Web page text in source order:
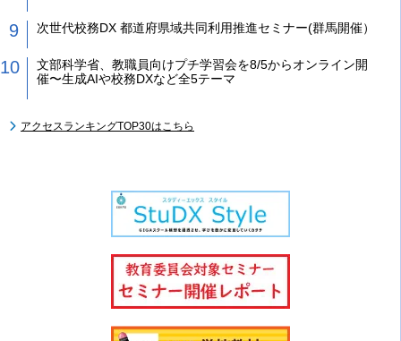
次世代校務DX 都道府県域共同利用推進セミナー(群馬開催）
文部科学省、教職員向けプチ学習会を8/5からオンライン開
催〜生成AIや校務DXなど全5テーマ
アクセスランキングTOP30はこちら